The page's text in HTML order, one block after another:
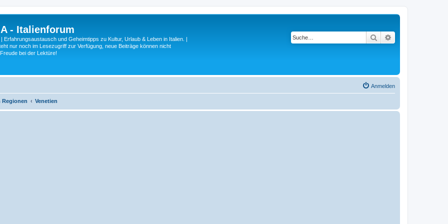
- Italienforum
Erfahrungsaustausch und Geheimtipps zu Kultur, Urlaub & Leben in Italien. |
nur noch im Lesezugriff zur Verfügung, neue Beiträge können nicht
bei der Lektüre!
Suche
Anmelden
Regionen Venetien